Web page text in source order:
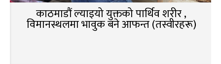
काठमाडौं ल्याइयो युक्तको पार्थिव शरीर ,
विमानस्थलमा भावुक बने आफन्त (तस्वीरहरू)